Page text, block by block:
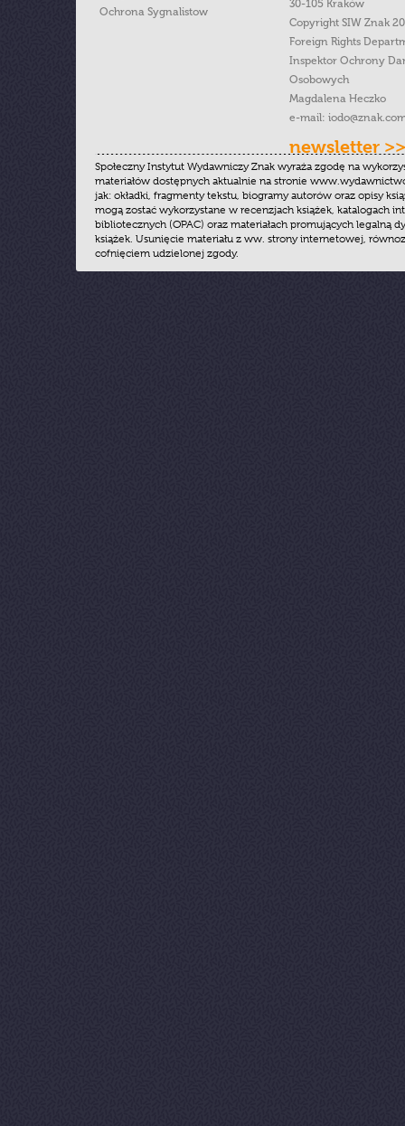
Ochrona Sygnalistow
30-105 Kraków
Copyright SIW Znak
Foreign Rights
Inspektor Ochrony
Osobowych
Magdalena Heczko
e-mail:
newsletter >>
Społeczny Instytut Wydawniczy Znak wyraża zgodę na
materiałów dostępnych aktualnie na stronie
jak: okładki, fragmenty tekstu, biogramy autorów oraz opisy
mogą zostać wykorzystane w recenzjach książek, katalogach
bibliotecznych (OPAC) oraz materiałach promujących legalną
książek. Usunięcie materiału z ww. strony internetowej,
cofnięciem udzielonej zgody.